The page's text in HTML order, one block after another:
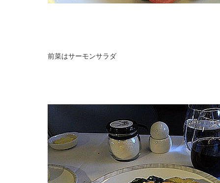
前菜はサーモンサラダ